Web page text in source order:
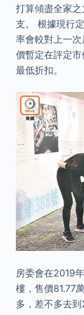
打算傾盡全家
支。 根據現行
率會較對上一
價暫定在評定
最低折扣。
房委會在2019
樓，售價81.77
多，差不多去